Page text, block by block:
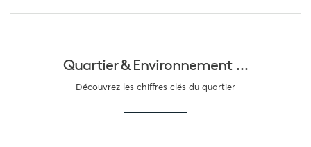
Quartier &Environnement ...
Découvrez les chiffres clés du quartier